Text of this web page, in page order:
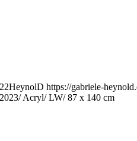
https://gabriele-
Acryl/ LW/ 87 x 140 cm